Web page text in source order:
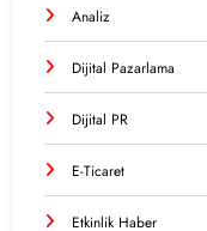
Analiz
Dijital Pazarlama
Dijital PR
E-Ticaret
Etkinlik Haber